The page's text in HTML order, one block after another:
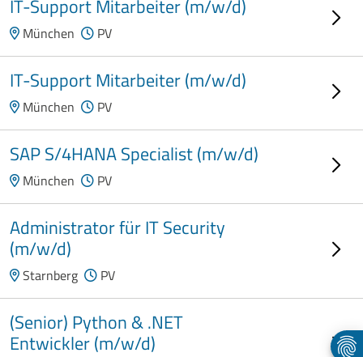
IT-Support Mitarbeiter (m/w/d)
München PV
IT-Support Mitarbeiter (m/w/d)
München PV
SAP S/4HANA Specialist (m/w/d)
München PV
Administrator für IT Security
(m/w/d)
Starnberg PV
(Senior) Python & .NET
Entwickler (m/w/d)